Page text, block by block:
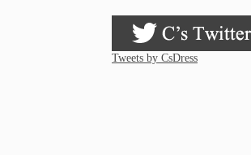
Tweets by CsDress